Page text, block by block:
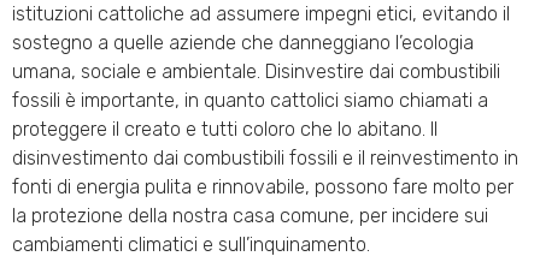
istituzioni cattoliche ad assumere impegni etici, evitando il
sostegno a quelle aziende che danneggiano l’ecologia
umana, sociale e ambientale. Disinvestire dai combustibili
fossili è importante, in quanto cattolici siamo chiamati a
proteggere il creato e tutti coloro che lo abitano. Il
disinvestimento dai combustibili fossili e il reinvestimento in
fonti di energia pulita e rinnovabile, possono fare molto per
la protezione della nostra casa comune, per incidere sui
cambiamenti climatici e sull’inquinamento.